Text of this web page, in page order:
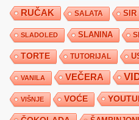
RUČAK SALATA SIR
SLADOLED SLANINA
TORTE TUTORIJAL
VANILA VEČERA
VIŠNJE VOĆE